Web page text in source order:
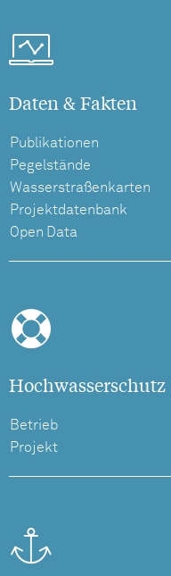
Daten & Fakten
Publikationen
Pegelstände
Wasserstraßenkarten
Projektdatenbank
Open Data
Hochwasserschutz
Betrieb
Projekt